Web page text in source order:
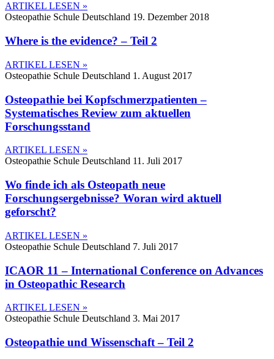
ARTIKEL LESEN »
Osteopathie Schule Deutschland 19. Dezember 2018
Where is the evidence? – Teil 2
ARTIKEL LESEN »
Osteopathie Schule Deutschland 1. August 2017
Osteopathie bei Kopfschmerzpatienten –
Systematisches Review zum aktuellen
Forschungsstand
ARTIKEL LESEN »
Osteopathie Schule Deutschland 11. Juli 2017
Wo finde ich als Osteopath neue
Forschungsergebnisse? Woran wird aktuell
geforscht?
ARTIKEL LESEN »
Osteopathie Schule Deutschland 7. Juli 2017
ICAOR 11 – International Conference on Advances
in Osteopathic Research
ARTIKEL LESEN »
Osteopathie Schule Deutschland 3. Mai 2017
Osteopathie und Wissenschaft – Teil 2